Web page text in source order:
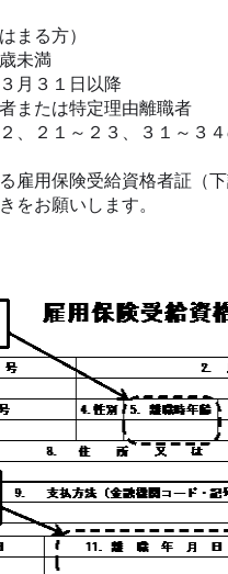
まる方）
未満
月３１日以降
または特定理由離職者
、２１～２３、３１～３４
雇用保険受給資格者証（
をお願いします。